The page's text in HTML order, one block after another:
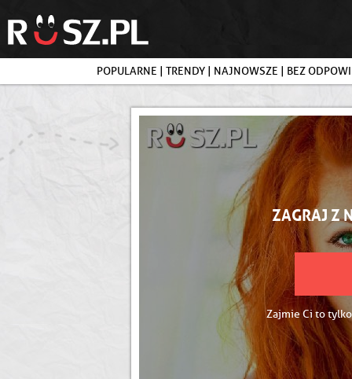
POPULARNE | TRENDY | NAJNOWSZE | BEZ
ZAGRAJ Z
Zajmie Ci to